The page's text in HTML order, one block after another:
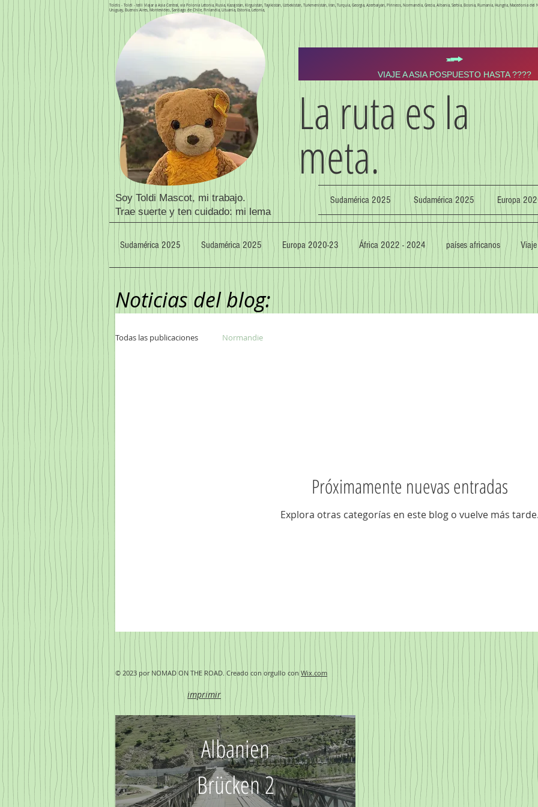
Toldis - Toldi - telli Viajar a Asia Central, vía Polonia Letonia, Rusia, Kazajstán, Kirguistán, Tayikistán, Uzbekistán, Turkmenistán, Irán, Turquía, Georgia, Azerbaiyán, Pirineos, Normandía, Grecia, Albania, Serbia, Bosnia, Rumanía, Hungría, Macedonia del
Uruguay, Buenos Aires, Montevideo, Santiago de Chile, Finlandia, Lituania, Estonia, Letonia,
VIAJE A ASIA POSPUESTO HASTA ????
La ruta es la
meta.
Soy Toldi Mascot, mi trabajo.
Trae suerte y ten cuidado: mi lema
Sudamérica 2025 Sudamérica 2025 Europa
Sudamérica 2025 Sudamérica 2025 Europa 2020-23 África 2022 - 2024 países africanos
Noticias del blog:
Todas las publicaciones Normandie
Próximamente nuevas entradas
Explora otras categorías en este blog o vuelve más
© 2023 por NOMAD ON THE ROAD. Creado con orgullo conWix.com
imprimir
Albanien
Brücken 2